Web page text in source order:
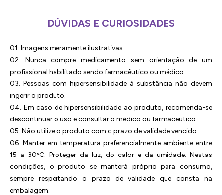
DÚVIDAS E CURIOSIDADES
01. Imagens meramente ilustrativas.
02. Nunca compre medicamento sem orientação de um
profissional habilitado sendo farmacêutico ou médico.
03. Pessoas com hipersensibilidade à substância não devem
ingerir o produto.
04. Em caso de hipersensibilidade ao produto, recomenda-se
descontinuar o uso e consultar o médico ou farmacêutico.
05. Não utilize o produto com o prazo de validade vencido.
06. Manter em temperatura preferencialmente ambiente entre
15 a 30ºC. Proteger da luz, do calor e da umidade. Nestas
condições, o produto se manterá próprio para consumo,
sempre respeitando o prazo de validade que consta na
embalagem.